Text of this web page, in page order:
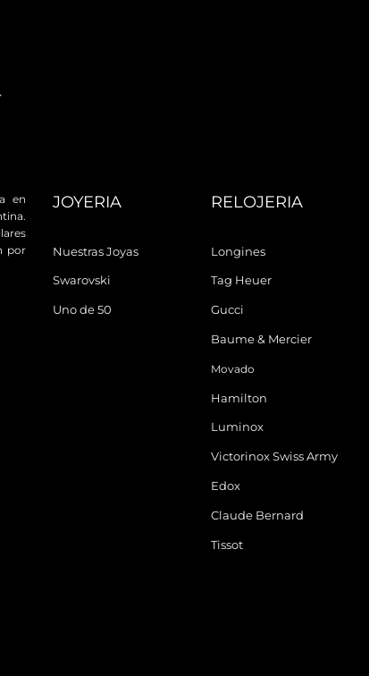
en
por
JOYERIA
Nuestras Joyas
Swarovski
Uno de 50
RELOJERIA
Longines
Tag Heuer
Gucci
Baume & Mercier
Movado
Hamilton
Luminox
Victorinox Swiss Army
Edox
Claude Bernard
Tissot